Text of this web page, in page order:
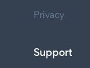
Privacy
Support